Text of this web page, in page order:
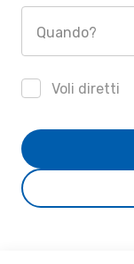
Quando?
Voli diretti